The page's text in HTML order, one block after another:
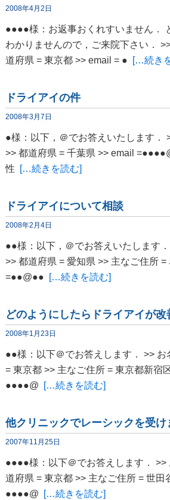
2008年4月2日
●●●●様：お返事おくれすいません．
わかりませんので，ご来院下さい．
道府県 = 東京都 >> email = ●
[…続き
ドライアイの件
2008年3月7日
●様：以下，＠でお答えいたします
>> 都道府県 = 千葉県 >> email
性
[…続きを読む]
ドライアイについて相談
2008年2月4日
●●様：以下，＠でお答えいたします
>> 都道府県 = 愛知県 >> 主なご住所 =
=●●@●●
[…続きを読む]
どのようにしたらドライアイが改
2008年1月23日
●●様：以下＠でお答えします． >> お
= 東京都 >> 主なご住所 = 東京都新宿
●●●●@
[…続きを読む]
他クリニックでレーシックを受け
2007年11月25日
●●●●様：以下＠でお答えします．
道府県 = 東京都 >> 主なご住所 = 世田
●●●●@
[…続きを読む]